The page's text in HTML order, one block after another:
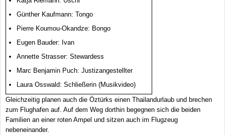
Günther Kaufmann: Tongo
Pierre Koumou-Okandze: Bongo
Eugen Bauder: Ivan
Annette Strasser: Stewardess
Marc Benjamin Puch: Justizangestellter
Laura Osswald: Schließerin (Musikvideo)
Gleichzeitig planen auch die Öztürks einen Thailandurlaub und brechen
zum Flughafen auf. Auf dem Weg dorthin begegnen sich die beiden
Familien an einer roten Ampel und sitzen auch im Flugzeug
nebeneinander.